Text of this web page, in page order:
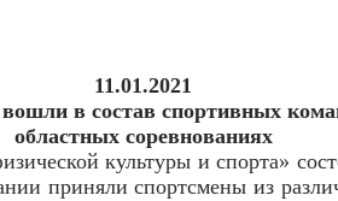
11.01.2021
в состав спортивных
областных соревнованиях
культуры и спорта»
приняли спортсмены из